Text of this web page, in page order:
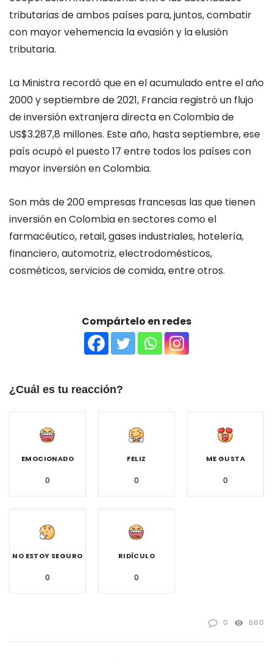
tributarias de ambos países para, juntos, combatir
con mayor vehemencia la evasión y la elusión
tributaria.
La Ministra recordó que en el acumulado entre el año
2000 y septiembre de 2021, Francia registró un flujo
de inversión extranjera directa en Colombia de
US$3.287,8 millones. Este año, hasta septiembre, ese
país ocupó el puesto 17 entre todos los países con
mayor inversión en Colombia.
Son más de 200 empresas francesas las que tienen
inversión en Colombia en sectores como el
farmacéutico, retail, gases industriales, hotelería,
financiero, automotriz, electrodomésticos,
cosméticos, servicios de comida, entre otros.
Compártelo en redes
¿Cuál es tu reacción?
EMOCIONADO
0
FELIZ
0
ME GUSTA
0
NO ESTOY SEGURO
0
RIDÍCULO
0
0 660